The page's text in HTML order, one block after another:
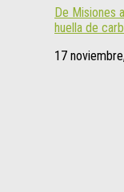
De Misiones
huella de
17